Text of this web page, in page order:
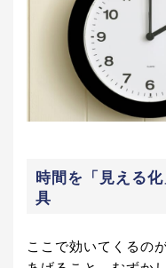
時間を「見える
具
ここで効いてくるの